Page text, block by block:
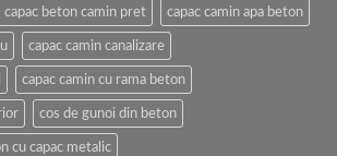
capac beton camin pret capac camin apa beton
capac camin canalizare
capac camin cu rama beton
cos de gunoi din beton
cu capac metalic